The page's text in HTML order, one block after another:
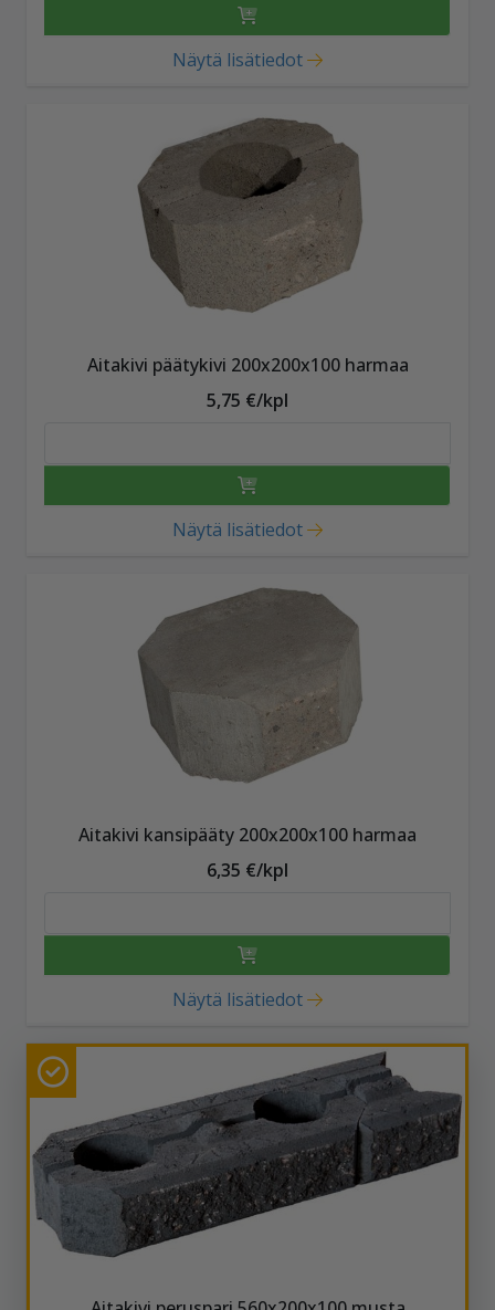
Näytä lisätiedot
Aitakivi päätykivi 200x200x100 harmaa
5,75 €/kpl
Näytä lisätiedot
Aitakivi kansipääty 200x200x100 harmaa
6,35 €/kpl
Näytä lisätiedot